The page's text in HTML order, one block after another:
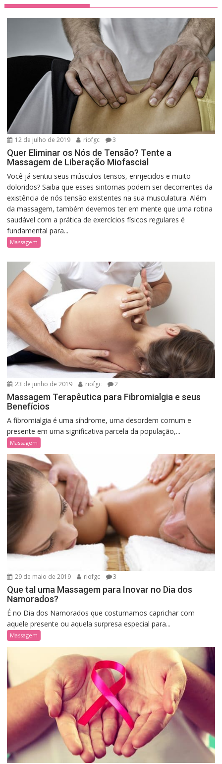
12 de julho de 2019 riofgc 3
Quer Eliminar os Nós de Tensão? Tente a
Massagem de Liberação Miofascial
Você já sentiu seus músculos tensos, enrijecidos e muito
doloridos? Saiba que esses sintomas podem ser decorrentes da
existência de nós tensão existentes na sua musculatura. Além
da massagem, também devemos ter em mente que uma rotina
saudável com a prática de exercícios físicos regulares é
fundamental para...
Massagem
23 de junho de 2019 riofgc 2
Massagem Terapêutica para Fibromialgia e seus
Benefícios
A fibromialgia é uma síndrome, uma desordem comum e
presente em uma significativa parcela da população,...
Massagem
29 de maio de 2019 riofgc 3
Que tal uma Massagem para Inovar no Dia dos
Namorados?
É no Dia dos Namorados que costumamos caprichar com
aquele presente ou aquela surpresa especial para...
Massagem